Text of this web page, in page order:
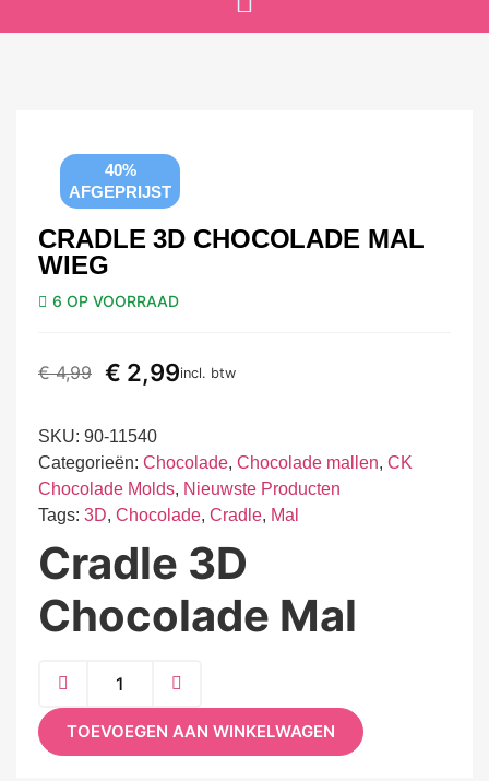
40%
AFGEPRIJST
CRADLE 3D CHOCOLADE MAL
WIEG
6 OP VOORRAAD
€4,99 € 2,99incl. btw
SKU: 90-11540
Categorieën: Chocolade, Chocolade mallen, CK
Chocolade Molds, Nieuwste Producten
Tags: 3D, Chocolade, Cradle, Mal
Cradle 3D
Chocolade Mal
TOEVOEGEN AAN WINKELWAGEN